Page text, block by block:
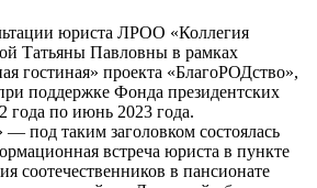
юриста ЛРОО «Коллегия
Татьяны Павловны в рамках
гостиная» проекта «БлагоРОДство»,
поддержке Фонда президентских
года по июнь 2023 года.
под таким заголовком состоялась
встреча юриста в пункте
соотечественников в пансионате